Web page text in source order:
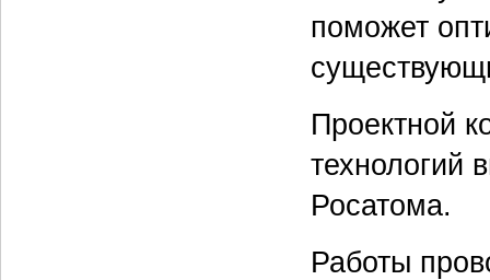
поможет
Проектной
технологий
Росатома.
Работы